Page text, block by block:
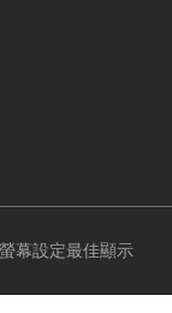
幕設定最佳顯示